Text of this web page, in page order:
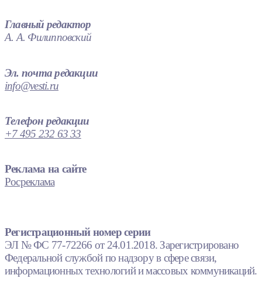
Главный редактор
А. А. Филипповский
Эл. почта редакции
info@vesti.ru
Телефон редакции
+7 495 232 63 33
Реклама на сайте
Росреклама
Регистрационный номер серии
ЭЛ № ФС 77-72266 от 24.01.2018. Зарегистрировано
Федеральной службой по надзору в сфере связи,
информационных технологий и массовых коммуникаций.